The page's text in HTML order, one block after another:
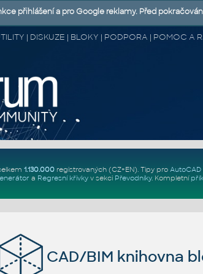
| DISKUZE | BLOKY | PODPORA | POMOC A
1.130.000registrovaných (CZ+EN). Tipy pro AutoCAD
a Regresní křivkyv sekci Převodníky. Kompletní
CAD/BIM knihovna
přihlášení a pro Google reklamy. Před